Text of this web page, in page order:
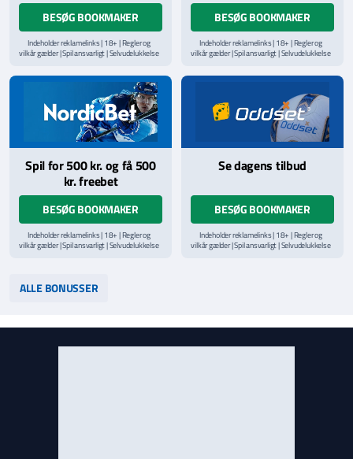
BESØG BOOKMAKER
Indeholder reklamelinks | 18+ | Regler og
vilkår gælder | Spil ansvarligt | Selvudelukkelse
hjælpelinje påStopSpillet.dk
Læs vilkår og betingelserher
BESØG BOOKMAKER
Indeholder reklamelinks | 18+ | Regler og
vilkår gælder | Spil ansvarligt | Selvudelukkelse
hjælpelinje påStopSpillet.dk
Spil for 500 kr. og få 500
kr. freebet
BESØG BOOKMAKER
Indeholder reklamelinks | 18+ | Regler og
vilkår gælder | Spil ansvarligt | Selvudelukkelse
Se dagens tilbud
BESØG BOOKMAKER
Indeholder reklamelinks | 18+ | Regler og
vilkår gælder | Spil ansvarligt | Selvudelukkelse
ALLE BONUSSER